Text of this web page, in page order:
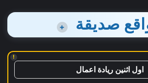
صديقة +
!
اول اثنين ريادة اعمال